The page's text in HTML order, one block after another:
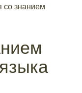
со знанием